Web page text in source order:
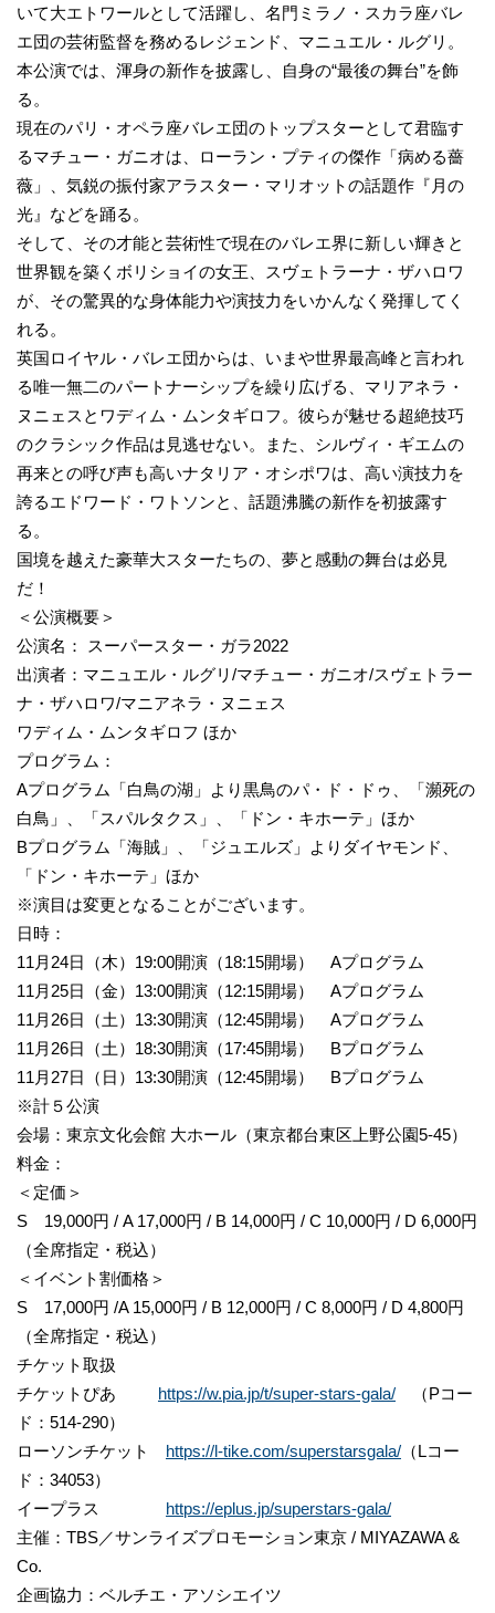
いて大エトワールとして活躍し、名門ミラノ・スカラ座バレ
エ団の芸術監督を務めるレジェンド、マニュエル・ルグリ。
本公演では、渾身の新作を披露し、自身の“最後の舞台”を飾
る。
現在のパリ・オペラ座バレエ団のトップスターとして君臨す
るマチュー・ガニオは、ローラン・プティの傑作「病める薔
薇」、気鋭の振付家アラスター・マリオットの話題作『月の
光』などを踊る。
そして、その才能と芸術性で現在のバレエ界に新しい輝きと
世界観を築くボリショイの女王、スヴェトラーナ・ザハロワ
が、その驚異的な身体能力や演技力をいかんなく発揮してく
れる。
英国ロイヤル・バレエ団からは、いまや世界最高峰と言われ
る唯一無二のパートナーシップを繰り広げる、マリアネラ・
ヌニェスとワディム・ムンタギロフ。彼らが魅せる超絶技巧
のクラシック作品は見逃せない。また、シルヴィ・ギエムの
再来との呼び声も高いナタリア・オシポワは、高い演技力を
誇るエドワード・ワトソンと、話題沸騰の新作を初披露す
る。
国境を越えた豪華大スターたちの、夢と感動の舞台は必見
だ！
＜公演概要＞
公演名： スーパースター・ガラ2022
出演者：マニュエル・ルグリ/マチュー・ガニオ/スヴェトラー
ナ・ザハロワ/マニアネラ・ヌニェス
ワディム・ムンタギロフ ほか
プログラム：
Aプログラム「白鳥の湖」より黒鳥のパ・ド・ドゥ、「瀕死の
白鳥」、「スパルタクス」、「ドン・キホーテ」ほか
Bプログラム「海賊」、「ジュエルズ」よりダイヤモンド、
「ドン・キホーテ」ほか
※演目は変更となることがございます。
日時：
11月24日（木）19:00開演（18:15開場） Aプログラム
11月25日（金）13:00開演（12:15開場） Aプログラム
11月26日（土）13:30開演（12:45開場） Aプログラム
11月26日（土）18:30開演（17:45開場） Bプログラム
11月27日（日）13:30開演（12:45開場） Bプログラム
※計５公演
会場：東京文化会館 大ホール（東京都台東区上野公園5-45）
料金：
＜定価＞
S 19,000円 / A 17,000円 / B 14,000円 / C 10,000円 / D 6,000円
（全席指定・税込）
＜イベント割価格＞
S 17,000円 /A 15,000円 / B 12,000円 / C 8,000円 / D 4,800円
（全席指定・税込）
チケット取扱
チケットぴあ https://w.pia.jp/t/super-stars-gala/ （Pコー
ド：514-290）
ローソンチケット https://l-tike.com/superstarsgala/ （Lコー
ド：34053）
イープラス https://eplus.jp/superstars-gala/
主催：TBS／サンライズプロモーション東京 / MIYAZAWA &
Co.
企画協力：ベルチエ・アソシエイツ